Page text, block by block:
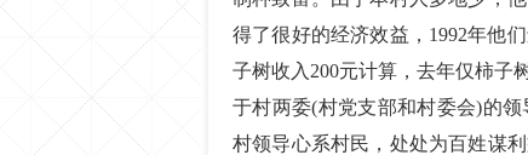
得了很好的经济效益，1992年他
子树收入200元计算，去年仅柿子
于村两委(村党支部和村委会)的
村领导心系村民，处处为百姓谋